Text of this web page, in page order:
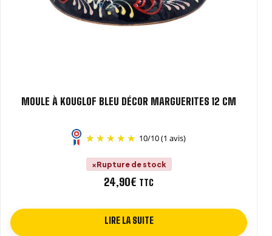
MOULE À KOUGLOF BLEU DÉCOR MARGUERITES 12 CM
10/10(1 avis)
Rupture de stock
24,90€ TTC
LIRE LA SUITE